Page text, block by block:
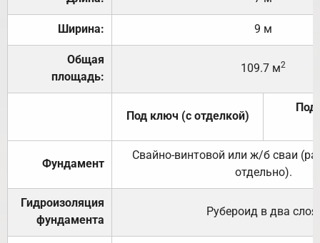
Ширина: 9 м
Общая
площадь:
109.7 м2
Под ключ (с отделкой)
Под
Фундамент
Свайно-винтовой или ж/б сваи
отдельно).
Гидроизоляция
фундамента
Рубероид в два слоя.